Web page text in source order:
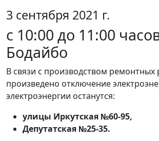
3 сентября 2021 г.
с 10:00 до 11:00
Бодайбо
В связи с производством ремонтных
произведено отключение
электроэнергии останутся:
улицы Иркутская №60-95,
Депутатская №25-35.